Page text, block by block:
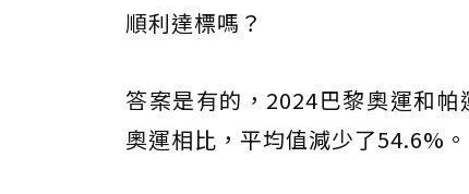
順利達標嗎？
答案是有的，2024巴黎奧運和
奧運相比，平均值減少了54.6%。